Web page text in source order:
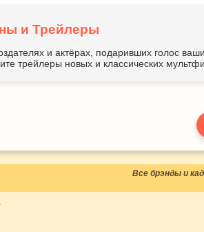
и Трейлеры
и актёрах, подаривших голос
трейлеры новых и классических
Все брэнды и